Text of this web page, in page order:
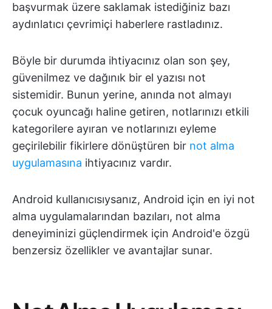
başvurmak üzere saklamak istediğiniz bazı
aydınlatıcı çevrimiçi haberlere rastladınız.
Böyle bir durumda ihtiyacınız olan son şey,
güvenilmez ve dağınık bir el yazısı not
sistemidir. Bunun yerine, anında not almayı
çocuk oyuncağı haline getiren, notlarınızı etkili
kategorilere ayıran ve notlarınızı eyleme
geçirilebilir fikirlere dönüştüren bir not alma
uygulamasına ihtiyacınız vardır.
Android kullanıcısıysanız, Android için en iyi not
alma uygulamalarından bazıları, not alma
deneyiminizi güçlendirmek için Android'e özgü
benzersiz özellikler ve avantajlar sunar.